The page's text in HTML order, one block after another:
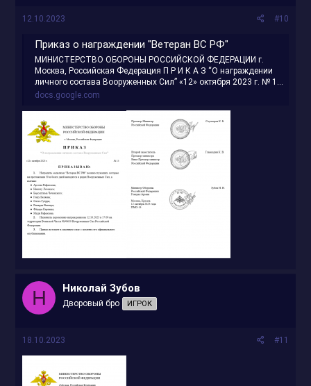
12.10.2023 #10
Приказ о награждении "Ветеран ВС РФ"
МИНИСТЕРСТВО ОБОРОНЫ РОССИЙСКОЙ ФЕДЕРАЦИИ г.
Москва, Российская Федерация П Р И К А З “О награждении
личного состава Вооруженных Сил” «12» октября 2023 г. № 1...
docs.google.com
Н Николай Зубов
Дворовый бро ИГРОК
18.10.2023 #11